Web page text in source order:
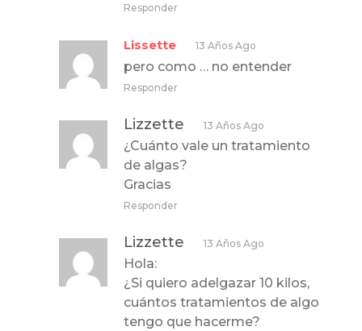
Responder
Lissette 13 Años Ago
pero como … no entender
Responder
Lizzette 13 Años Ago
¿Cuánto vale un tratamiento
de algas?
Gracias
Responder
Lizzette 13 Años Ago
Hola:
¿Si quiero adelgazar 10 kilos,
cuántos tratamientos de algo
tengo que hacerme?